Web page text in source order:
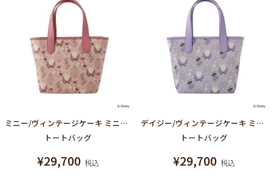
ミニー/ヴィンテージケーキ ミニトートバッグ【ディズニー アクセサリー】
トートバッグ
¥29,700 税込
デイジー/ヴィンテージケーキ ミニトートバッグ【ディズニー アクセサリー】
トートバッグ
¥29,700 税込